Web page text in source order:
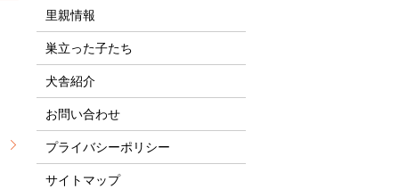
里親情報
巣立った子たち
犬舎紹介
お問い合わせ
プライバシーポリシー
サイトマップ